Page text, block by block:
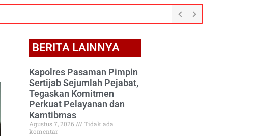
BERITA LAINNYA
Kapolres Pasaman Pimpin
Sertijab Sejumlah Pejabat,
Tegaskan Komitmen
Perkuat Pelayanan dan
Kamtibmas
Agustus 7, 2026
Tidak ada
komentar